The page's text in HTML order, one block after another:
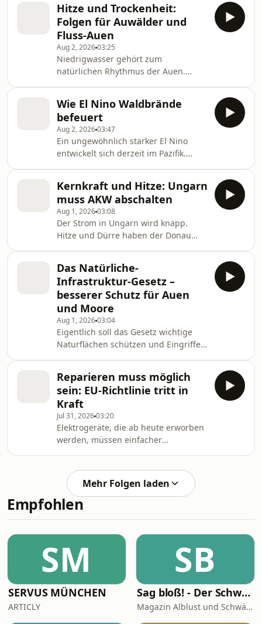
müssen, tut sich die Regierung mit
der Anerkennung der neuen
Klimarealität noch schwer, berichtet
Mathias von Lieben
Hitze und Trockenheit:
Folgen für Auwälder und
Fluss-Auen
Aug 2, 202603:25
Niedrigwasser gehört zum
natürlichen Rhythmus der Auen.
ökologisches Gleichgewicht aus dem
Takt. Warum Fluss-Auen und
Auwälder für uns wichtig sind und
wie wir sie schützen können, weiß
Sabine Stöhr
Wie El Nino Waldbrände
befeuert
Aug 2, 202603:47
Ein ungewöhnlich starker El Nino
entwickelt sich derzeit im Pazifik.
weltweit verschärfen. Doch hat sich
diese Prognose bestätigt? Janina
Schreiber hat nachgefragt
Kernkraft und Hitze: Ungarn
muss AKW abschalten
Aug 1, 202603:08
Der Strom in Ungarn wird knapp.
Hitze und Dürre haben der Donau
deshalb musste das Kernkraftwerk
Paks jetzt komplett abgeschaltet
werden. Drohen solche Szenarien
auch in unseren Nachbarländern
Frankreich oder der Schweiz? Katha
Jansen berichtet
Das Natürliche-
Infrastruktur-Gesetz –
besserer Schutz für Auen
und Moore
Aug 1, 202603:04
Eigentlich soll das Gesetz wichtige
Naturflächen schützen und Eingriffe
warnen vor neuen Hürden für
Wirtschaft und Landwirtschaft.
Dietrich-Karl Mäurer berichtet
Reparieren muss möglich
sein: EU-Richtlinie tritt in
Kraft
Jul 31, 202603:20
Elektrogeräte, die ab heute erworben
werden, müssen einfacher
profitieren das Klima und der
Geldbeutel. Doch die Umsetzung
könnte schwieriger werden als
gedacht, berichtet Jakob Sax
Mehr Folgen laden
Empfohlen
SM
SERVUS MÜNCHEN
ARTICLY
SB
Sag bloß! - Der Schwäbische Alb Podcast
Magazin Alblust und Schwäbische Alb Tourismus